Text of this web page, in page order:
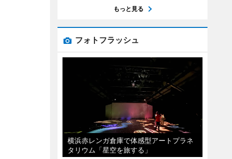
もっと見る
フォトフラッシュ
横浜赤レンガ倉庫で体感型アートプラネ
タリウム「星空を旅する」